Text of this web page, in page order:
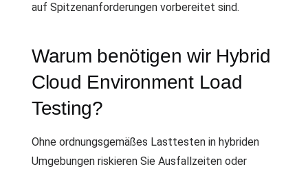
auf Spitzenanforderungen vorbereitet sind.
Warum benötigen wir Hybrid
Cloud Environment Load
Testing?
Ohne ordnungsgemäßes Lasttesten in hybriden
Umgebungen riskieren Sie Ausfallzeiten oder